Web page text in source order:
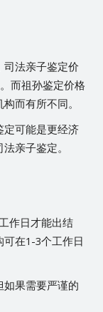
司法亲子鉴定价
而祖孙鉴定价格
而有所不同。
定可能是更经济
亲子鉴定。
作日才能出结
在1-3个工作日
果需要严谨的